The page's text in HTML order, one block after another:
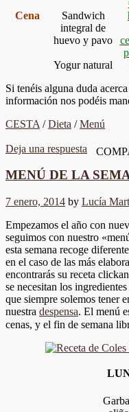
Cena
Sandwich
integral de
huevo y pavo
Yogur natural
Si tenéis alguna duda
información nos podéis
CESTA /Dieta /Menú
Deja una respuesta
MENÚ DE LA
7 enero, 2014 by Lucía
Empezamos el año con
seguimos con nuestro
esta semana recoge
en el caso de las más
encontrarás su receta
se necesitan los ingredientes
que siempre solemos tener
nuestra despensa. El menú
cenas, y el fin de semana